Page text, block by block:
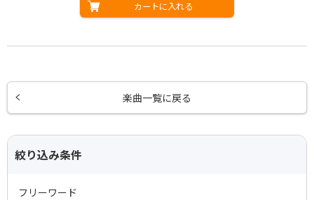
カートに入れる
楽曲一覧に戻る
絞り込み条件
フリーワード